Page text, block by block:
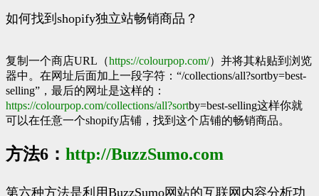
如何找到shopify独立站畅销商品？
复制一个商店URL（https://colourpop.com/）并将其粘贴到浏览
器中。在网址后面加上一段字符：“/collections/all?sortby=best-
selling”，最后的网址是这样的：
https://colourpop.com/collections/all?sortby=best-selling这样你就
可以在任意一个shopify店铺，找到这个店铺的畅销商品。
方法6： http://BuzzSumo.com
第六种方法是利用BuzzSumo网站的互联网内容分析功